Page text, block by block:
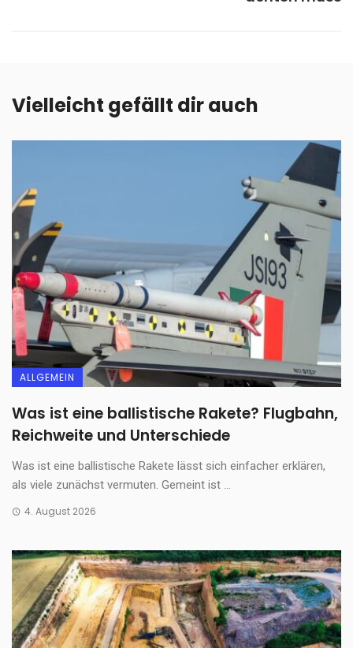
Vielleicht gefällt dir auch
ALLGEMEIN
Was ist eine ballistische Rakete? Flugbahn,
Reichweite und Unterschiede
Was ist eine ballistische Rakete lässt sich einfacher erklären,
als viele zunächst vermuten. Gemeint ist ...
4. August 2026